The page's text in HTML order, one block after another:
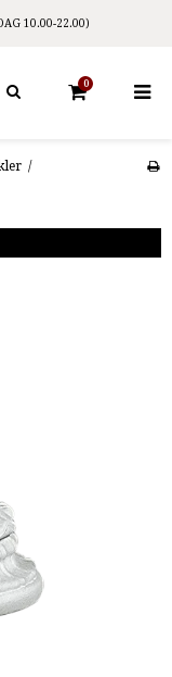
10.00-22.00)
0
/